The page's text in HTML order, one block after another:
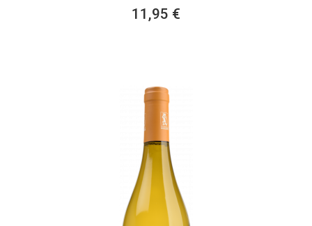
11,95 €